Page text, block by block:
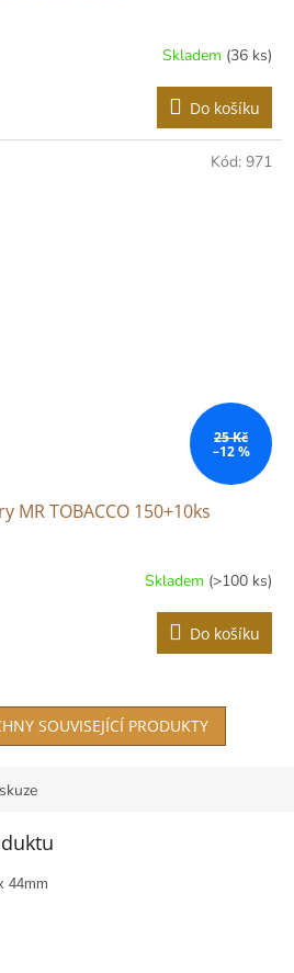
Skladem (36 ks)
Do košíku
25 Kč
–12 %
MR TOBACCO 150+10ks
Skladem (>100 ks)
Do košíku
Kód: 971
SOUVISEJÍCÍ PRODUKTY
44mm